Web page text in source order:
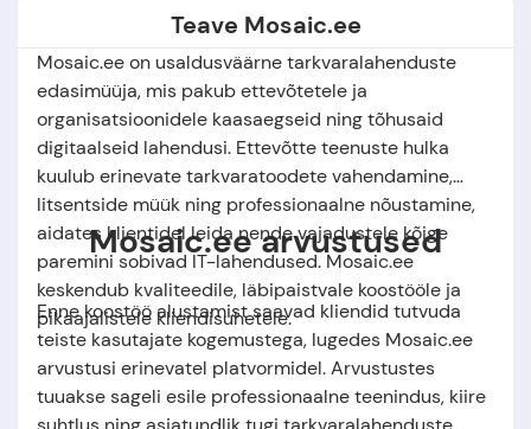
Teave Mosaic.ee
Mosaic.ee on usaldusväärne tarkvaralahenduste
edasimüüja, mis pakub ettevõtetele ja
organisatsioonidele kaasaegseid ning tõhusaid
digitaalseid lahendusi. Ettevõtte teenuste hulka
kuulub erinevate tarkvaratoodete vahendamine,
litsentside müük ning professionaalne nõustamine,
aidates klientidel leida nende vajadustele kõige
paremini sobivad IT-lahendused. Mosaic.ee
keskendub kvaliteedile, läbipaistvale koostööle ja
pikaajalistele kliendisuhetele.
Mosaic.ee arvustused
Enne koostöö alustamist saavad kliendid tutvuda
teiste kasutajate kogemustega, lugedes Mosaic.ee
arvustusi erinevatel platvormidel. Arvustustes
tuuakse sageli esile professionaalne teenindus, kiire